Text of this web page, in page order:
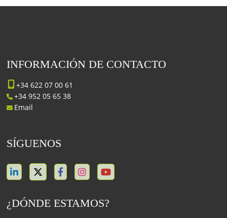
INFORMACIÓN DE CONTACTO
+34 622 07 00 61
+34 952 05 65 38
Email
SÍGUENOS
¿DÓNDE ESTAMOS?